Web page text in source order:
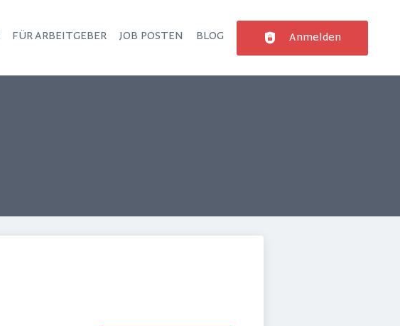
FÜR ARBEITGEBER JOB POSTEN BLOG Anmelden